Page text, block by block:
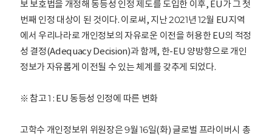
보 보호법을 개정해 동등성 인정 제도를 도입한 이후, EU가 그 첫
번째 인정 대상이 된 것이다. 이로써, 지난 2021년 12월 EU지역
에서 우리나라로 개인정보의 자유로운 이전을 허용한 EU의 적정
성 결정(Adequacy Decision)과 함께, 한-EU 양방향으로 개인
정보가 자유롭게 이전될 수 있는 체계를 갖추게 되었다.
※ 참고 1 : EU 동등성 인정에 따른 변화
고학수 개인정보위 위원장은 9월 16일(화) 글로벌 프라이버시 총